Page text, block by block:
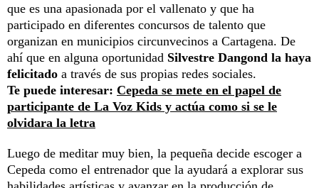
que es una apasionada por el vallenato y que ha
participado en diferentes concursos de talento que
organizan en municipios circunvecinos a Cartagena. De
ahí que en alguna oportunidad Silvestre Dangond la haya
felicitado a través de sus propias redes sociales.
Te puede interesar: Cepeda se mete en el papel de
participante de La Voz Kids y actúa como si se le
olvidara la letra
Luego de meditar muy bien, la pequeña decide escoger a
Cepeda como el entrenador que la ayudará a explorar sus